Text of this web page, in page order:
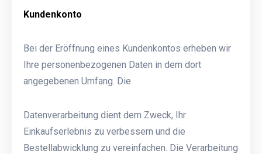
Kundenkonto
Bei der Eröffnung eines Kundenkontos erheben wir
Ihre personenbezogenen Daten in dem dort
angegebenen Umfang. Die
Datenverarbeitung dient dem Zweck, Ihr
Einkaufserlebnis zu verbessern und die
Bestellabwicklung zu vereinfachen. Die Verarbeitung